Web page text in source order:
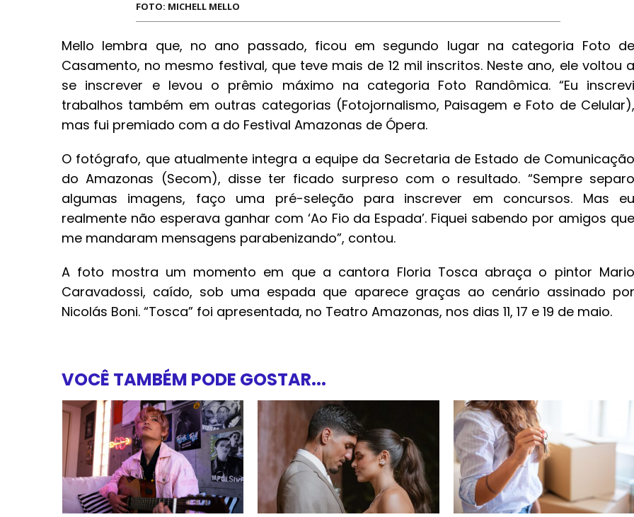
FOTO: MICHELL MELLO
Mello lembra que, no ano passado, ficou em segundo lugar na categoria Foto de
Casamento, no mesmo festival, que teve mais de 12 mil inscritos. Neste ano, ele voltou a
se inscrever e levou o prêmio máximo na categoria Foto Randômica. “Eu inscrevi
trabalhos também em outras categorias (Fotojornalismo, Paisagem e Foto de Celular),
mas fui premiado com a do Festival Amazonas de Ópera.
O fotógrafo, que atualmente integra a equipe da Secretaria de Estado de Comunicação
do Amazonas (Secom), disse ter ficado surpreso com o resultado. “Sempre separo
algumas imagens, faço uma pré-seleção para inscrever em concursos. Mas eu
realmente não esperava ganhar com ‘Ao Fio da Espada’. Fiquei sabendo por amigos que
me mandaram mensagens parabenizando”, contou.
A foto mostra um momento em que a cantora Floria Tosca abraça o pintor Mario
Caravadossi, caído, sob uma espada que aparece graças ao cenário assinado por
Nicolás Boni. “Tosca” foi apresentada, no Teatro Amazonas, nos dias 11, 17 e 19 de maio.
VOCÊ TAMBÉM PODE GOSTAR...